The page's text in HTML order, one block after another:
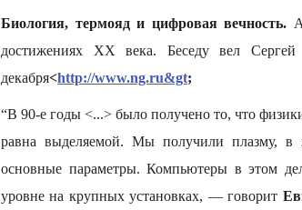
Биология, термояд и цифровая вечность.
достижениях ХХ века. Беседу вел
декабря<http://www.ng.ru&gt;
“В 90-е годы <...> было получено то, что
равна выделяемой. Мы получили плазму, в
основные параметры. Компьютеры в этом
уровне на крупных установках, — говорит